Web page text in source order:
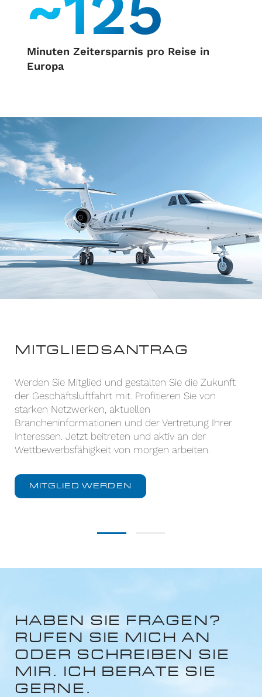
Minuten Zeitersparnis pro Reise in
Europa
MITGLIEDSANTRAG
Werden Sie Mitglied und gestalten Sie die Zukunft
der Geschäftsluftfahrt mit. Profitieren Sie von
starken Netzwerken, aktuellen
Brancheninformationen und der Vertretung Ihrer
Interessen. Jetzt beitreten und aktiv an der
Wettbewerbsfähigkeit von morgen arbeiten.
MITGLIED WERDEN
HABEN SIE FRAGEN?
RUFEN SIE MICH AN
ODER SCHREIBEN SIE
MIR. ICH BERATE SIE
GERNE.